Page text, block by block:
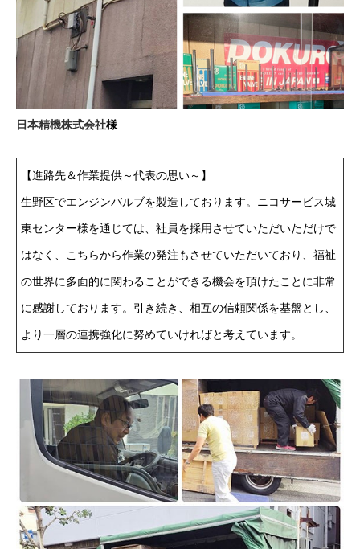
日本精機株式会社様
【進路先＆作業提供～代表の思い～】
生野区でエンジンバルブを製造しております。ニコサービス城
東センター様を通じては、社員を採用させていただいただけで
はなく、こちらから作業の発注もさせていただいており、福祉
の世界に多面的に関わることができる機会を頂けたことに非常
に感謝しております。引き続き、相互の信頼関係を基盤とし、
より一層の連携強化に努めていければと考えています。